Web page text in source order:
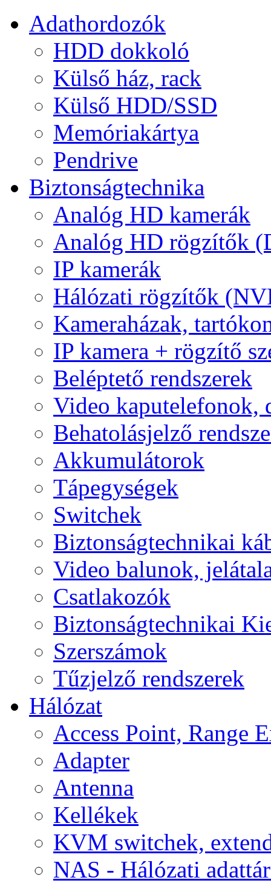
Adathordozók
HDD dokkoló
Külső ház, rack
Külső HDD/SSD
Memóriakártya
Pendrive
Biztonságtechnika
Analóg HD kamerák
Analóg HD rögzítők
IP kamerák
Hálózati rögzítők
Kameraházak,
IP kamera + rögzítő
Beléptető rendszerek
Video kaputelefonok,
Behatolásjelző
Akkumulátorok
Tápegységek
Switchek
Biztonságtechnikai
Video balunok,
Csatlakozók
Biztonságtechnikai
Szerszámok
Tűzjelző rendszerek
Hálózat
Access Point, Range
Adapter
Antenna
Kellékek
KVM switchek,
NAS - Hálózati